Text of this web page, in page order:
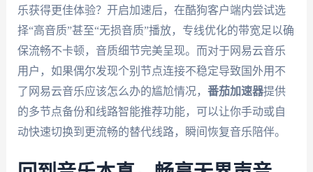
乐获得更佳体验？开启加速后，在酷狗客户端内尝试选
择“高音质”甚至“无损音质”播放，专线优化的带宽足以确
保流畅不卡顿，音质细节完美呈现。而对于网易云音乐
用户，如果偶尔发现个别节点连接不稳定导致国外用不
了网易云音乐应该怎么办的尴尬情况， 番茄加速器提供
的多节点备份和线路智能推荐功能，可以让你手动或自
动快速切换到更流畅的替代线路，瞬间恢复音乐陪伴。